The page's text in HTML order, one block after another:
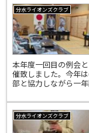
分水ライオンズクラブ
本年度一回目の例会
催致しました。今年
部と協力しながら一
分水ライオンズクラブ